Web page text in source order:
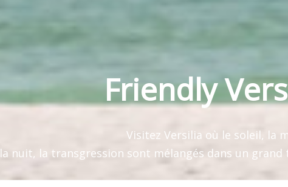
Friendly
Visitez Versilia où le soleil, la
la nuit, la transgression sont mélangés dans un